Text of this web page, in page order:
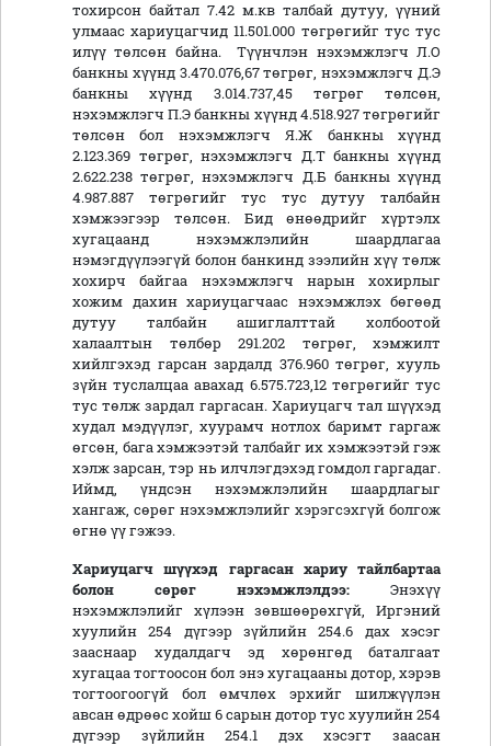
тохирсон байтал 7.42 м.кв талбай дутуу, үүний
улмаас хариуцагчид 11.501.000 төгрөгийг тус тус
илүү төлсөн байна. Түүнчлэн нэхэмжлэгч Л.О
банкны хүүнд 3.470.076,67 төгрөг, нэхэмжлэгч Д.Э
банкны хүүнд 3.014.737,45 төгрөг төлсөн,
нэхэмжлэгч П.Э банкны хүүнд 4.518.927 төгрөгийг
төлсөн бол нэхэмжлэгч Я.Ж банкны хүүнд
2.123.369 төгрөг, нэхэмжлэгч Д.Т банкны хүүнд
2.622.238 төгрөг, нэхэмжлэгч Д.Б банкны хүүнд
4.987.887 төгрөгийг тус тус дутуу талбайн
хэмжээгээр төлсөн. Бид өнөөдрийг хүртэлх
хугацаанд нэхэмжлэлийн шаардлагаа
нэмэгдүүлээгүй болон банкинд зээлийн хүү төлж
хохирч байгаа нэхэмжлэгч нарын хохирлыг
хожим дахин хариуцагчаас нэхэмжлэх бөгөөд
дутуу талбайн ашиглалттай холбоотой
халаалтын төлбөр 291.202 төгрөг, хэмжилт
хийлгэхэд гарсан зардалд 376.960 төгрөг, хууль
зүйн туслалцаа авахад 6.575.723,12 төгрөгийг тус
тус төлж зардал гаргасан. Хариуцагч тал шүүхэд
худал мэдүүлэг, хуурамч нотлох баримт гаргаж
өгсөн, бага хэмжээтэй талбайг их хэмжээтэй гэж
хэлж зарсан, тэр нь илчлэгдэхэд гомдол гаргадаг.
Иймд, үндсэн нэхэмжлэлийн шаардлагыг
хангаж, сөрөг нэхэмжлэлийг хэрэгсэхгүй болгож
өгнө үү гэжээ.
Хариуцагчшүүхэд гаргасан хариу тайлбартаа
болон сөрөг нэхэмжлэлдээ: Энэхүү
нэхэмжлэлийг хүлээн зөвшөөрөхгүй, Иргэний
хуулийн 254 дүгээр зүйлийн 254.6 дах хэсэг
зааснаар худалдагч эд хөрөнгөд баталгаат
хугацаа тогтоосон бол энэ хугацааны дотор, хэрэв
тогтоогоогүй бол өмчлөх эрхийг шилжүүлэн
авсан өдрөөс хойш 6 сарын дотор тус хуулийн 254
дүгээр зүйлийн 254.1 дэх хэсэгт заасан